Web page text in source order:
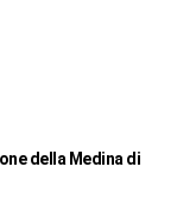
della Medina di